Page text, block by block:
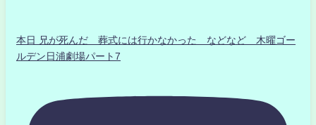
本日 兄が死んだ 葬式には行かなかった などなど 木曜ゴー
ルデン日浦劇場パート7